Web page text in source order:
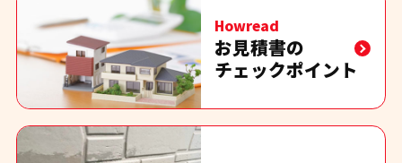
Howread
お見積書の
チェックポイント